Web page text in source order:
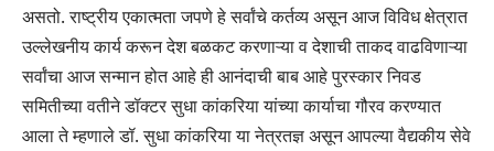
असतो. राष्ट्रीय एकात्मता जपणे हे सर्वांचे कर्तव्य असून आज विविध क्षेत्रात
उल्लेखनीय कार्य करून देश बळकट करणाऱ्या व देशाची ताकद वाढविणाऱ्या
सर्वांचा आज सन्मान होत आहे ही आनंदाची बाब आहे पुरस्कार निवड
समितीच्या वतीने डॉक्टर सुधा कांकरिया यांच्या कार्याचा गौरव करण्यात
आला ते म्हणाले डॉ. सुधा कांकरिया या नेत्रतज्ञ असून आपल्या वैद्यकीय सेवे